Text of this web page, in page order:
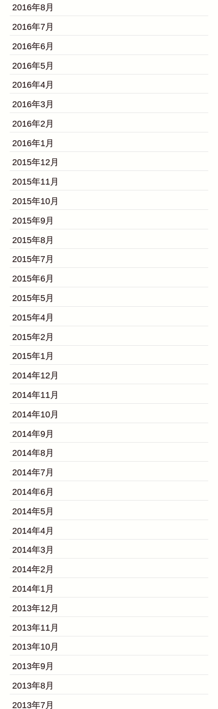
2016年8月
2016年7月
2016年6月
2016年5月
2016年4月
2016年3月
2016年2月
2016年1月
2015年12月
2015年11月
2015年10月
2015年9月
2015年8月
2015年7月
2015年6月
2015年5月
2015年4月
2015年2月
2015年1月
2014年12月
2014年11月
2014年10月
2014年9月
2014年8月
2014年7月
2014年6月
2014年5月
2014年4月
2014年3月
2014年2月
2014年1月
2013年12月
2013年11月
2013年10月
2013年9月
2013年8月
2013年7月